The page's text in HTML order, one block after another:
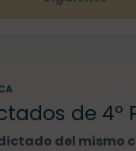
de 4º
del mismo